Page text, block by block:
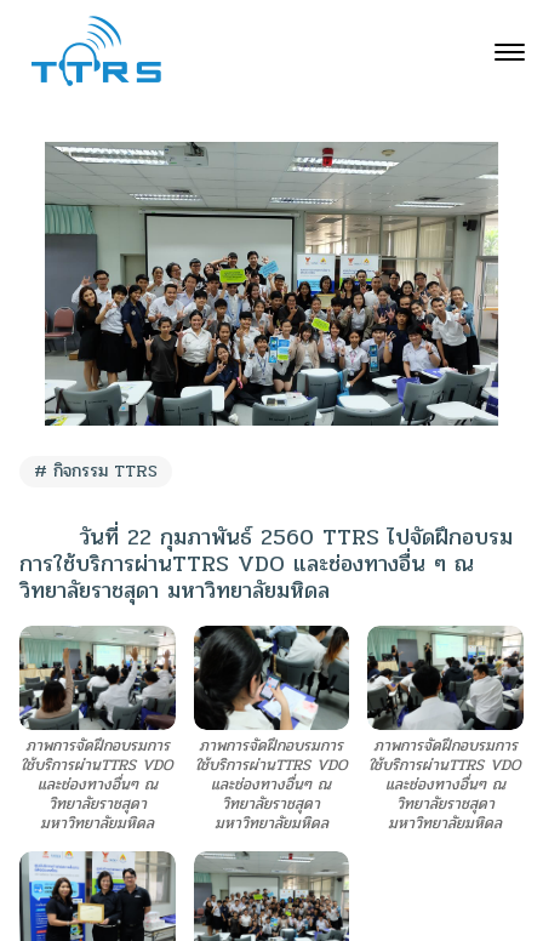
กิจกรรม TTRS
วันที่ 22 กุมภาพันธ์ 2560 TTRS ไปจัดฝึกอบรม
การใช้บริการผ่านTTRS VDO และช่องทางอื่น ๆ ณ
วิทยาลัยราชสุดา มหาวิทยาลัยมหิดล
ภาพการจัดฝึกอบรมการ
ใช้บริการผ่านTTRS VDO
และช่องทางอื่นๆ ณ
วิทยาลัยราชสุดา
มหาวิทยาลัยมหิดล
ภาพการจัดฝึกอบรมการ
ใช้บริการผ่านTTRS VDO
และช่องทางอื่นๆ ณ
วิทยาลัยราชสุดา
มหาวิทยาลัยมหิดล
ภาพการจัดฝึกอบรมการ
ใช้บริการผ่านTTRS VDO
และช่องทางอื่นๆ ณ
วิทยาลัยราชสุดา
มหาวิทยาลัยมหิดล